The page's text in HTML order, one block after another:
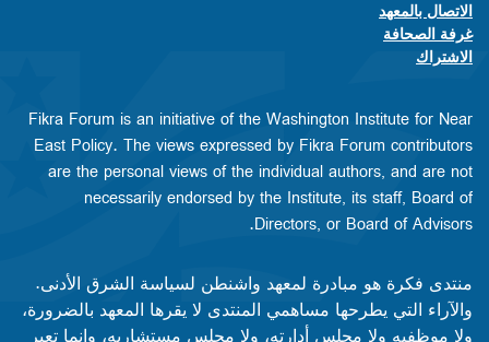
Footer contact links
الاتصال بالمعهد
غرفة الصحافة
الاشتراك
Fikra Forum is an initiative of the Washington Institute for Near
East Policy. The views expressed by Fikra Forum contributors
are the personal views of the individual authors, and are not
necessarily endorsed by the Institute, its staff, Board of
Directors, or Board of Advisors.​​
منتدى فكرة هو مبادرة لمعهد واشنطن لسياسة الشرق الأدنى.
والآراء التي يطرحها مساهمي المنتدى لا يقرها المعهد بالضرورة،
ولا موظفيه ولا مجلس أدارته، ولا مجلس مستشاريه، وإنما تعبر